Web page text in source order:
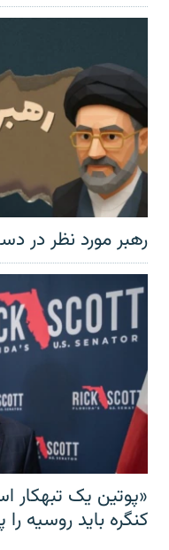
رهبر مورد نظر در
«پوتین یک تبهکار
کنگره باید روسیه